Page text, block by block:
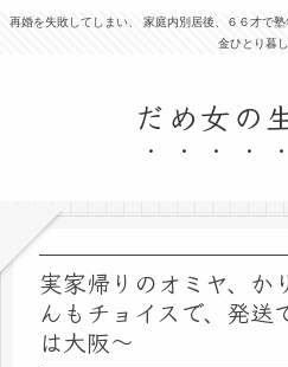
再婚を失敗してしまい、 家庭内別居後、６６才で
金ひとり暮
だめ女の
実家帰りのオミヤ、か
んもチョイスで、発送
は大阪～